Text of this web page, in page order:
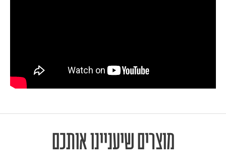
מוצרים שיעניינו אותכם